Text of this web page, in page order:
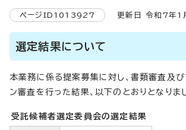
ページID1013927 更新日 令和7年1
選定結果について
本業務に係る提案募集に対し、書類審査及び
ン審査を行った結果、以下のとおりとなりまし
受託候補者選定委員会の選定結果